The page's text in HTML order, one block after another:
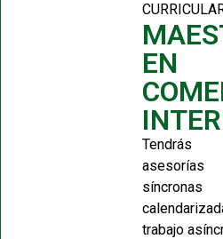
EN
Tendrás
asesorías
síncronas
trabajo